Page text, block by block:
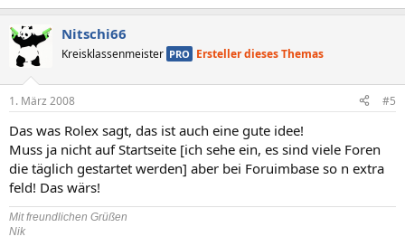
Nitschi66
Kreisklassenmeister PRO Ersteller dieses Themas
1. März 2008 #5
Das was Rolex sagt, das ist auch eine gute idee!
Muss ja nicht auf Startseite [ich sehe ein, es sind viele Foren
die täglich gestartet werden] aber bei Foruimbase so n extra
feld! Das wärs!
Mit freundlichen Grüßen
Nik